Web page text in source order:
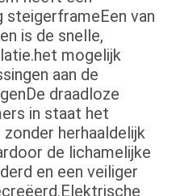
steigerframeEen van
is de snelle,
mogelijk
aan de
draadloze
in staat het
herhaaldelijk
de lichamelijke
en een veiliger